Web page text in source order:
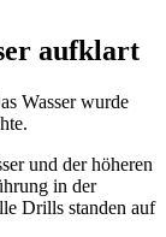
aufklart
Wasser wurde
und der höheren
in der
Drills standen auf